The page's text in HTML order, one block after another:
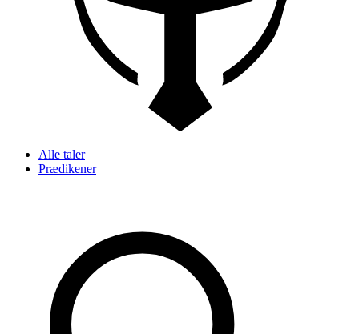
Alle taler
Prædikener